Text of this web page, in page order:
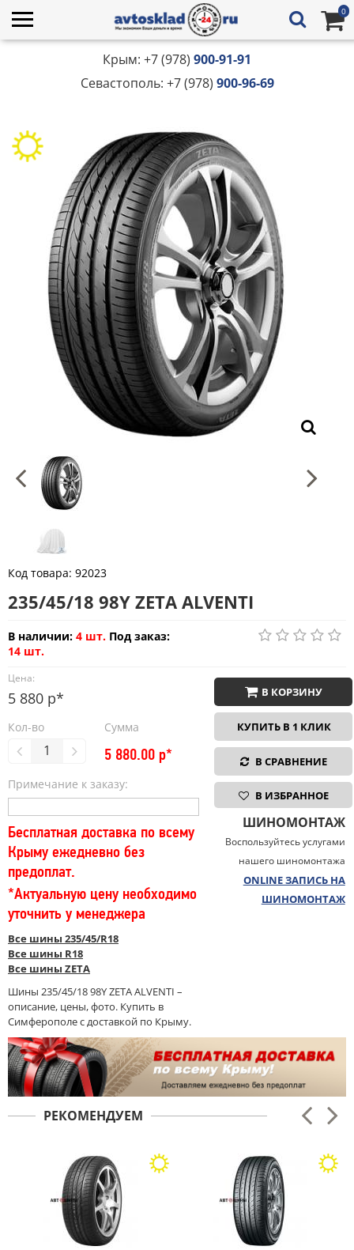
0
Крым: +7 (978) 900-91-91
Севастополь: +7 (978) 900-96-69
Код товара: 92023
235/45/18 98Y ZETA ALVENTI
В наличии: 4 шт. Под заказ:
14 шт.
Цена:
5 880 р*
Кол-во Сумма
5 880.00 р*
Примечание к заказу:
Бесплатная доставка по всему
Крыму ежедневно без
предоплат.
*Актуальную цену необходимо
уточнить у менеджера
Все шины 235/45/R18
Все шины R18
Все шины ZETA
Шины 235/45/18 98Y ZETA ALVENTI –
описание, цены, фото. Купить в
Симферополе с доставкой по Крыму.
В КОРЗИНУ
КУПИТЬ В 1 КЛИК
В СРАВНЕНИЕ
В ИЗБРАННОЕ
ШИНОМОНТАЖ
Воспользуйтесь услугами
нашего шиномонтажа
ONLINE ЗАПИСЬ НА
ШИНОМОНТАЖ
РЕКОМЕНДУЕМ